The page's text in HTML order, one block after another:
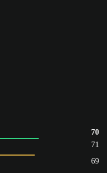
70
71
69